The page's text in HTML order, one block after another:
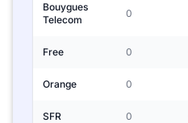
Bouygues
Telecom
0
Free 0
Orange 0
SFR 0